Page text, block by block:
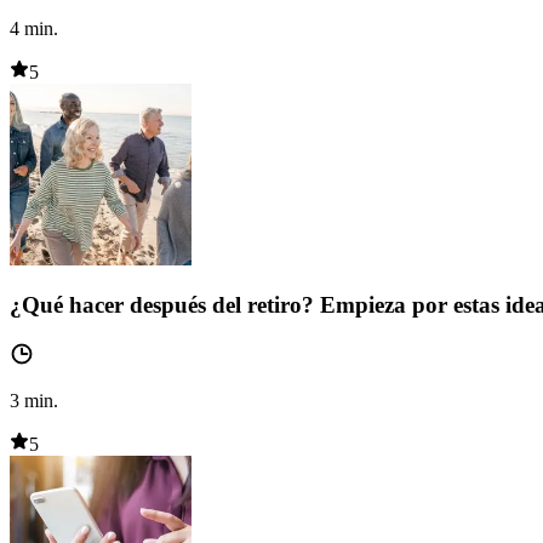
4 min.
5
¿Qué hacer después del retiro? Empieza por estas
3 min.
5